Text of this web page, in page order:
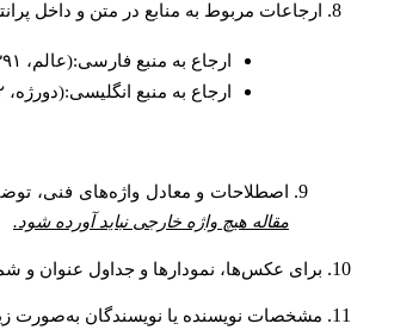
ارجاعات مربوط به منابع در متن و داخل
ارجاع به منبع فارسی:(عالم، ۱۳۹۱: ۱۰۳)
ارجاع به منبع انگلیسی:(دورژه، ۲۰۰۲: ۳۲۶-۳۲۷)
اصطلاحات و معادل واژه‌های فنی،
مقاله هیچ واژه خارجی نباید آورده شود.
برای عکس‌ها، نمودارها و جداول عنوان و
مشخصات نویسنده یا نویسندگان به‌صورت